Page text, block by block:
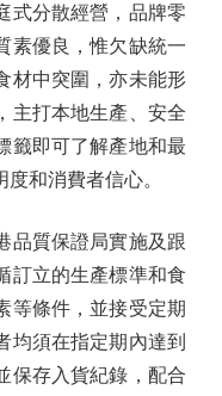
分散經營，品牌零
素優良，惟欠缺統一
材中突圍，亦未能形
主打本地生產、安全
籤即可了解產地和最
和消費者信心。
質保證局實施及跟
訂立的生產標準和食
等條件，並接受定期
均須在指定期內達到
保存入貨紀錄，配合